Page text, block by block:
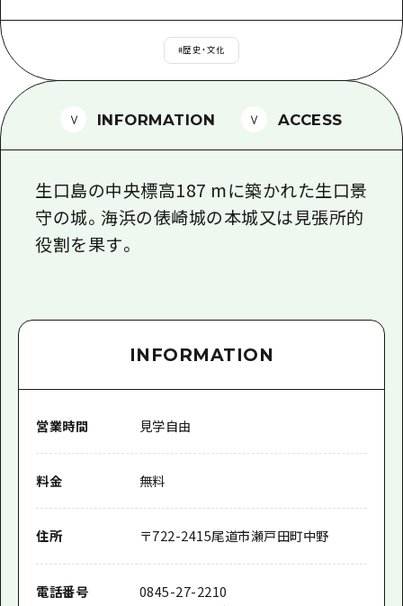
日帰り
2泊3日
HIROSHIMA FREE Wi-Fi
観光案内所
広島県を訪れる外国人旅行者向け情報一
ボランティアガイド
ユニバーサルツーリズム
ガイドブック
#歴史・文化
INFORMATION ACCESS
生口島の中央標高187 mに築かれた生口景
守の城。海浜の俵崎城の本城又は見張所的
役割を果す。
INFORMATION
営業時間 見学自由
料金 無料
住所 〒722-2415尾道市瀬戸田町中野
電話番号
0845-27-2210